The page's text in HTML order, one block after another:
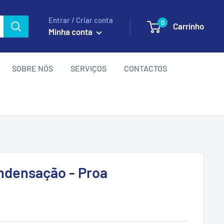
Entrar / Criar conta
Minha conta
0 Carrinho
SOBRE NÓS SERVIÇOS CONTACTOS
- Proa